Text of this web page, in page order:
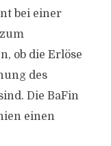
bei einer
ob die Erlöse
des
Die BaFin
einen